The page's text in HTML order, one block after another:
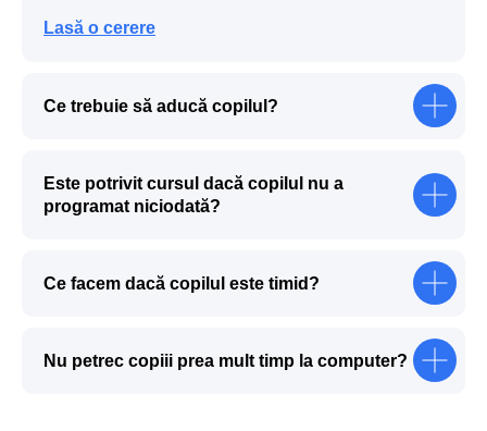
Lasă o cerere
Ce trebuie să aducă copilul?
Este potrivit cursul dacă copilul nu a
programat niciodată?
Ce facem dacă copilul este timid?
Nu petrec copiii prea mult timp la computer?